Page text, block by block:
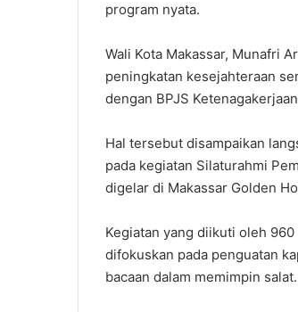
program nyata.
Wali Kota Makassar, Munafri
peningkatan kesejahteraan
dengan BPJS
Hal tersebut disampaikan
pada kegiatan Silaturahmi
digelar di Makassar Golden
Kegiatan yang diikuti oleh
difokuskan pada penguatan
bacaan dalam memimpin salat.